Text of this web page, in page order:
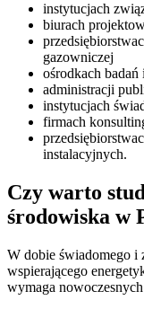
instytucjach
biurach
gazowniczej
ośrodkach
administracji
instytucjach
firmach
instalacyjnych.
Czy warto
środowiska w
W dobie świadomego i
wspierającego
wymaga